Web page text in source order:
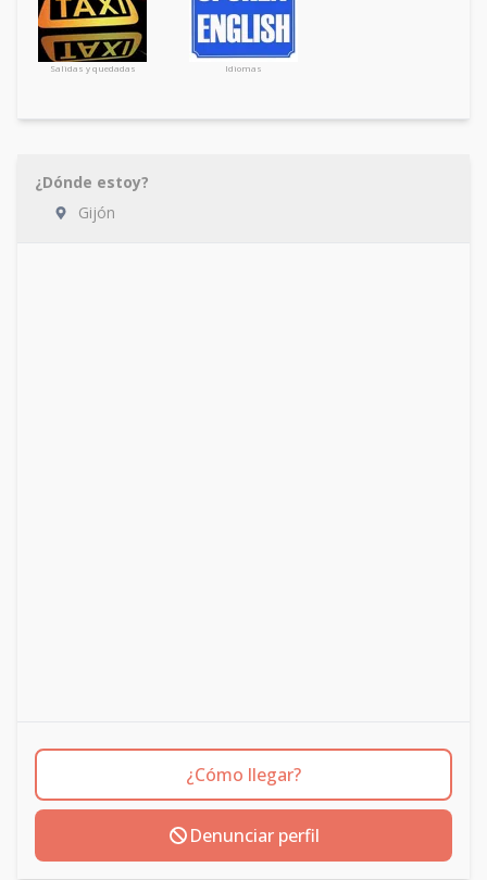
Salidas y quedadas Idiomas
¿Dónde estoy?
Gijón
¿Cómo llegar?
Denunciar perfil